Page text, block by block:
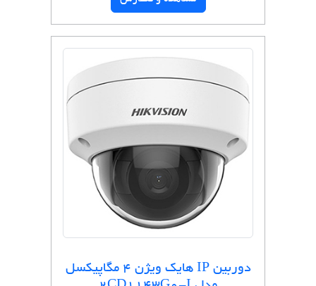
دوربین IP هایک ویژن 4 مگاپیکسل